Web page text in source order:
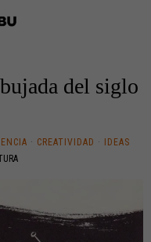
del siglo
· CREATIVIDAD ·
IDEAS